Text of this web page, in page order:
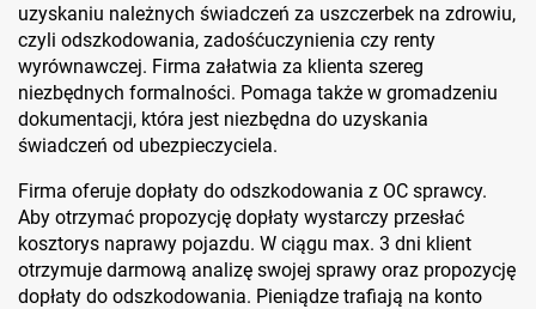
uzyskaniu należnych świadczeń za uszczerbek na zdrowiu,
czyli odszkodowania, zadośćuczynienia czy renty
wyrównawczej. Firma załatwia za klienta szereg
niezbędnych formalności. Pomaga także w gromadzeniu
dokumentacji, która jest niezbędna do uzyskania
świadczeń od ubezpieczyciela.
Firma oferuje dopłaty do odszkodowania z OC sprawcy.
Aby otrzymać propozycję dopłaty wystarczy przesłać
kosztorys naprawy pojazdu. W ciągu max. 3 dni klient
otrzymuje darmową analizę swojej sprawy oraz propozycję
dopłaty do odszkodowania. Pieniądze trafiają na konto